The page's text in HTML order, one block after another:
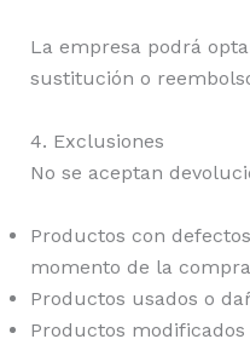
La empresa podrá
sustitución o
4. Exclusiones
No se aceptan
Productos con
momento de la compra
Productos usados o
Productos